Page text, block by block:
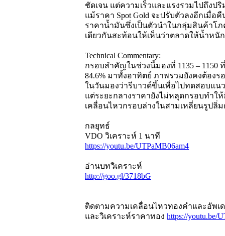
ชัดเจน แต่ความเร็วและแรงรวมไปถึง
แม้ราคา Spot Gold จะปรับตัวลงอีกเมื่
ราคาน้ำมันซึ่งเป็นตัวนำในกลุ่มสินค้าโ
เดียวกันสะท้อนให้เห็นว่าตลาดให้น้ำหนั
Technical Commentary:
กรอบสำคัญในช่วงนี้มองที่ 1135 – 1150
84.6% มาทั้งอาทิตย์ ภาพรวมยังคงต้อง
ในวันมองว่ารีบาวด์ขึ้นเพื่อไปทดสอบแน
แต่ระยะกลางราคายังไม่หลุดกรอบทำใ
เคลื่อนไหวกรอบล่างในสามเหลี่ยนรูปลิ่
กลยุทธ์
VDO วิเคราะห์ 1 นาที
https://youtu.be/UTPaMB06am4
อ่านบทวิเคราะห์
http://goo.gl/3718bG
ติดตามความเคลื่อนไหวทองคำและอัพเ
และวิเคราะห์ราคาทอง https://youtu.be/